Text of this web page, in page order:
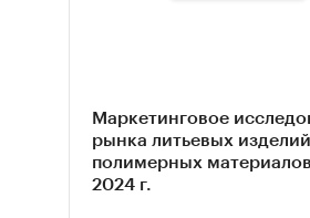
Маркетинговое
рынка литьевых
полимерных
2024 г.